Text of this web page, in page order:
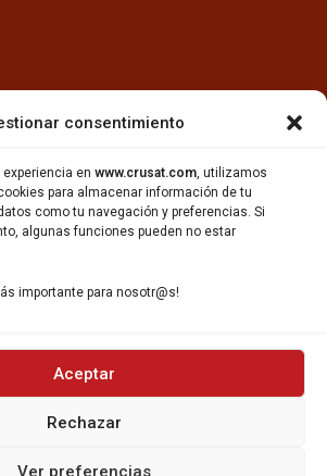
consentimiento
en www.crusat.com, utilizamos
para almacenar información de tu
como tu navegación y preferencias. Si
algunas funciones pueden no estar
importante para nosotr@s!
Aceptar
Rechazar
Ver preferencias
ALIMENTACIÓN
Y VINO